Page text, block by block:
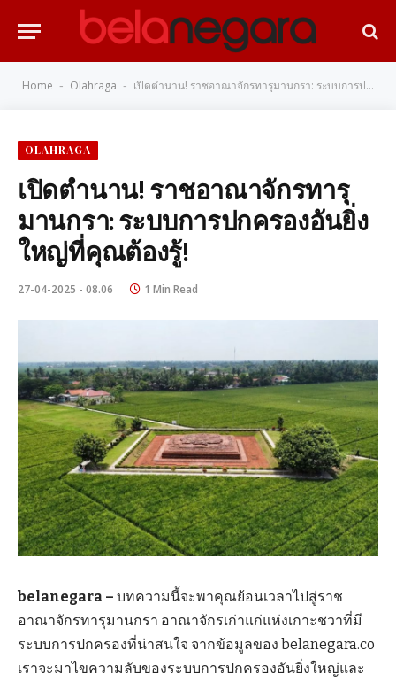
Home - Olahraga - เปิดตำนาน! ราชอาณาจักรทารุมานกรา: ระบบการปกครองอันยิ่งใหญ่ที่คุณต้องรู้!
OLAHRAGA
เปิดตำนาน! ราชอาณาจักรทารุ
มานกรา: ระบบการปกครองอันยิ่ง
ใหญ่ที่คุณต้องรู้!
27-04-2025 - 08.06 1 Min Read
belanegara – บทความนี้จะพาคุณย้อนเวลาไปสู่ราช
อาณาจักรทารุมานกรา อาณาจักรเก่าแก่แห่งเกาะชวาที่มี
ระบบการปกครองที่น่าสนใจ จากข้อมูลของ belanegara.co
เราจะมาไขความลับของระบบการปกครองอันยิ่งใหญ่และ